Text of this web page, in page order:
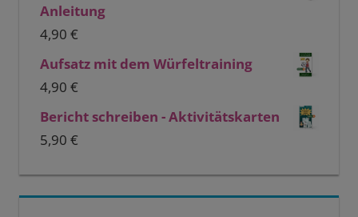
Anleitung
4,90 €
Aufsatz mit dem Würfeltraining
4,90 €
Bericht schreiben - Aktivitätskarten
5,90 €